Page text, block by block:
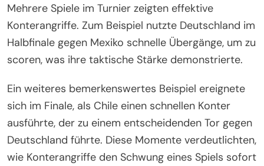
Mehrere Spiele im Turnier zeigten effektive
Konterangriffe. Zum Beispiel nutzte Deutschland im
Halbfinale gegen Mexiko schnelle Übergänge, um zu
scoren, was ihre taktische Stärke demonstrierte.
Ein weiteres bemerkenswertes Beispiel ereignete
sich im Finale, als Chile einen schnellen Konter
ausführte, der zu einem entscheidenden Tor gegen
Deutschland führte. Diese Momente verdeutlichten,
wie Konterangriffe den Schwung eines Spiels sofort